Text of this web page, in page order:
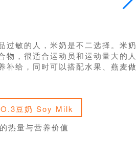
过敏的人，米奶是不二选择。米奶
物，很适合运动员和运动量大的人
补给，同时可以搭配水果、燕麦做
豆奶 Soy Milk
热量与营养价值